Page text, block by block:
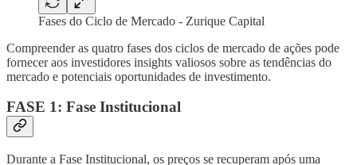
Fases do Ciclo de Mercado - Zurique Capital
Compreender as quatro fases dos ciclos de mercado de ações pode
fornecer aos investidores insights valiosos sobre as tendências do
mercado e potenciais oportunidades de investimento.
FASE 1: Fase Institucional
Durante a Fase Institucional, os preços se recuperam após uma